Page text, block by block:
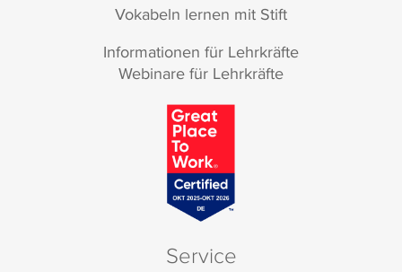
Vokabeln lernen mit Stift
Informationen für Lehrkräfte
Webinare für Lehrkräfte
Service